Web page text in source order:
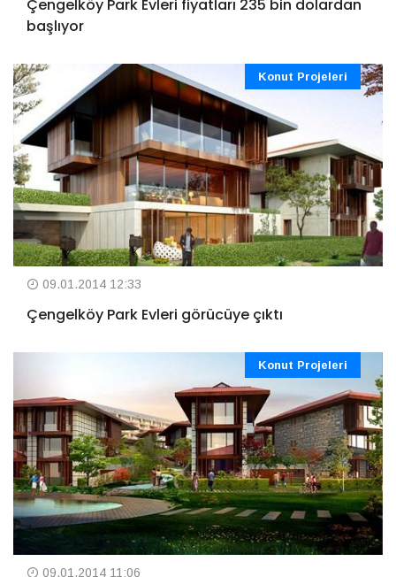
Çengelköy Park Evleri fiyatları 235 bin dolardan
başlıyor
Konut Projeleri
09.01.2014 12:33
Çengelköy Park Evleri görücüye çıktı
Konut Projeleri
09.01.2014 11:06